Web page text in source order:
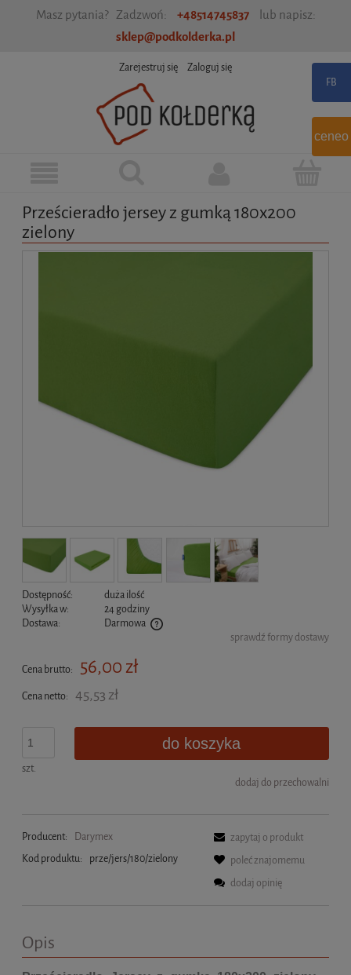
Masz pytania? Zadzwoń: +48514745837
lub napisz:
sklep@podkolderka.pl
Zarejestruj się Zaloguj się
Prześcieradło jersey z gumką 180x200
zielony
Dostępność:
duża ilość
Wysyłka w:
24 godziny
Dostawa:
Darmowa
Cena nie zawiera ewentualnych kosztów płatnościsprawdź formy dostawy
Cena brutto: 56,00 zł
Cena netto: 45,53 zł
szt.
do koszyka
dodaj do przechowalni
Producent:
Darymex
Kod produktu:
prze/jers/180/zielony
zapytaj o produkt
poleć znajomemu
dodaj opinię
Opis
ceneo